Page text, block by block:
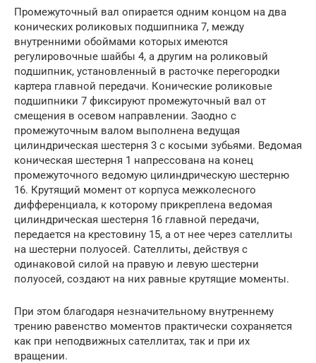
Промежуточный вал опирается одним концом на два
конических роликовых подшипника 7, между
внутренними обоймами которых имеются
регулировочные шайбы 4, а другим на роликовый
подшипник, установленный в расточке перегородки
картера главной передачи. Конические роликовые
подшипники 7 фиксируют промежуточный вал от
смещения в осевом направлении. Заодно с
промежуточным валом выполнена ведущая
цилиндрическая шестерня 3 с косыми зубьями. Ведомая
коническая шестерня 1 напрессована на конец
промежуточного ведомую цилиндрическую шестерню
16. Крутящий момент от корпуса межколесного
дифференциала, к которому прикреплена ведомая
цилиндрическая шестерня 16 главной передачи,
передается на крестовину 15, а от нее через сателлиты
на шестерни полуосей. Сателлиты, действуя с
одинаковой силой на правую и левую шестерни
полуосей, создают на них равные крутящие моменты.
При этом благодаря незначительному внутреннему
трению равенство моментов практически сохраняется
как при неподвижных сателлитах, так и при их
вращении.